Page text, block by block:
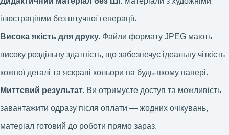
ілюстраціями без штучної генерації.
Висока якість для друку. Файли формату JPEG мають
високу роздільну здатність, що забезпечує ідеальну чіткість
кожної деталі та яскраві кольори на будь-якому папері.
Миттєвий результат. Ви отримуєте доступ та можливість
завантажити одразу після оплати — жодних очікувань,
матеріал готовий до роботи прямо зараз.